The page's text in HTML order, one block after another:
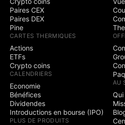
Trading sur
graphique
Trading de
profondeur de
marché (DOM)
Concours
communautaires
Capacité à créer des
concours publics
Social
Paires CEX
Paires DEX
Pine
CARTES THERMIQUES
Actions
ETFs
Crypto coins
CALENDRIERS
Economie
Bénéfices
Dividendes
Introductions en bourse (IPO)
PLUS DE PRODUITS
AU